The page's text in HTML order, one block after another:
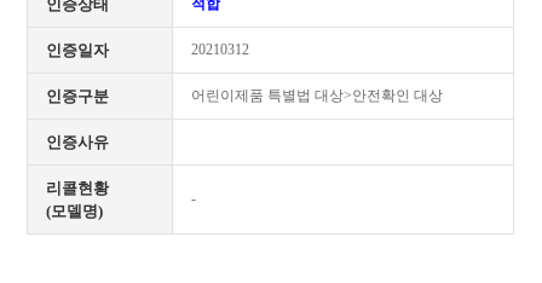
인증상태 적합
인증일자 20210312
인증구분 어린이제품 특별법 대상>안전확인 대상
인증사유
리콜현황
(모델명)
-